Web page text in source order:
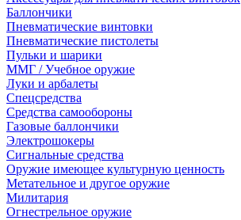
Баллончики
Пневматические винтовки
Пневматические пистолеты
Пульки и шарики
ММГ / Учебное оружие
Луки и арбалеты
Спецсредства
Средства самообороны
Газовые баллончики
Электрошокеры
Сигнальные средства
Оружие имеющее культурную ценность
Метательное и другое оружие
Милитария
Огнестрельное оружие